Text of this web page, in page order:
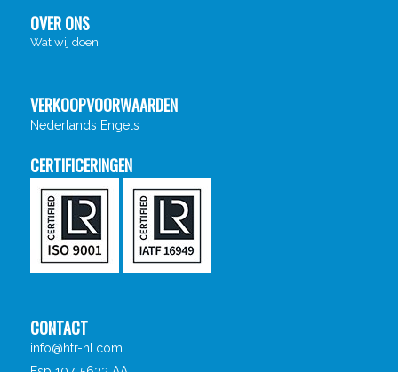
OVER ONS
Wat wij doen
VERKOOPVOORWAARDEN
Nederlands Engels
CERTIFICERINGEN
CONTACT
info@htr-nl.com